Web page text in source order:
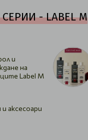
- LABEL M
и
на
Label M
аксесоари